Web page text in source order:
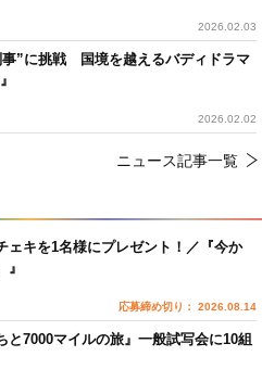
2026.02.03
事”に挑戦 国境を越えるバディドラマ
2026.02.02
ニュース記事一覧
ェキを1名様にプレゼント！／『今か
応募締め切り： 2026.08.14
と7000マイルの旅』一般試写会に10組